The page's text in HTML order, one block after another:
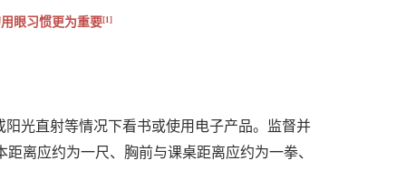
眼习惯更为重要[1]
光直射等情况下看书或使用电子产品。监督并
离应约为一尺、胸前与课桌距离应约为一拳、